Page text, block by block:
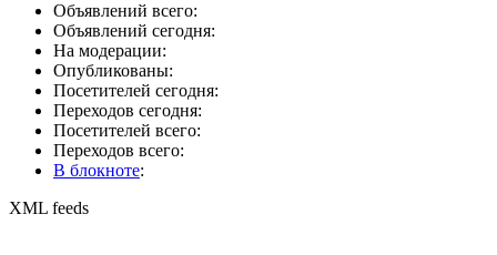
Объявлений всего:
Объявлений сегодня:
На модерации:
Опубликованы:
Посетителей сегодня:
Переходов сегодня:
Посетителей всего:
Переходов всего:
В блокноте:
XML feeds